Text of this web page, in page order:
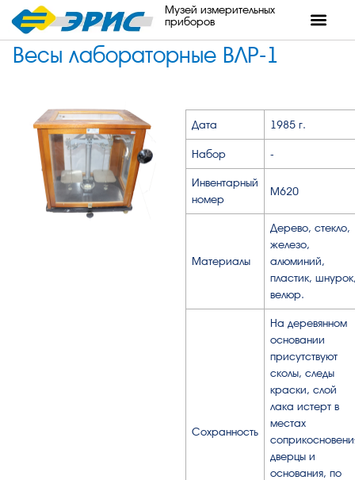
Музей измерительных
приборов
Весы лабораторные ВЛР-1
Дата 1985 г.
Набор -
Инвентарный
номер
М620
Материалы
Дерево, стекло,
железо,
алюминий,
пластик,
велюр.
Сохранность
На деревянном
основании
присутствуют
сколы, следы
краски, слой
лака истерт в
местах
дверцы и
основания, по